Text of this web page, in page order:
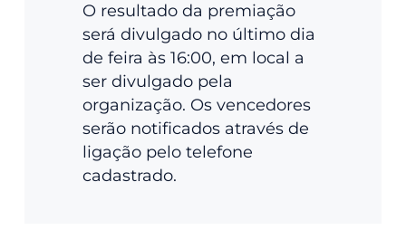
O resultado da premiação
será divulgado no último dia
de feira às 16:00, em local a
ser divulgado pela
organização. Os vencedores
serão notificados através de
ligação pelo telefone
cadastrado.